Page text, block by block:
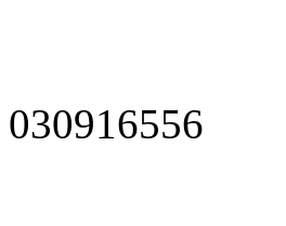
030916556